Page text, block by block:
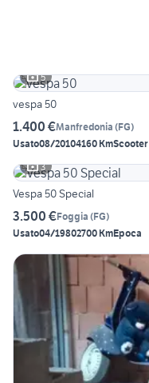
5
vespa 50
1.400 €Manfredonia (FG)
Usato08/20104160 KmScooter
3
Vespa 50 Special
3.500 €Foggia (FG)
Usato04/19802700 KmEpoca